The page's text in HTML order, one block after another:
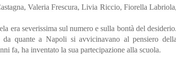
Valeria Frescura, Livia Riccio, Fiorella Labriola,
era severissima sul numero e sulla bontà del desiderio.
quante a Napoli si avvicinavano al pensiero della
fa, ha inventato la sua partecipazione alla scuola.